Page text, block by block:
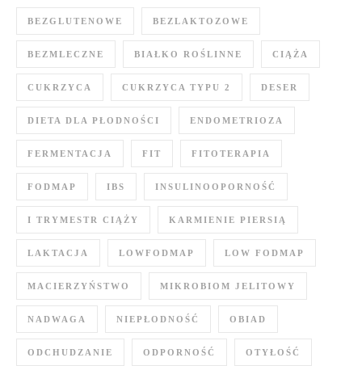
BEZGLUTENOWE BEZLAKTOZOWE
BEZMLECZNE BIAŁKO ROŚLINNE CIĄŻA
CUKRZYCA CUKRZYCA TYPU 2 DESER
DIETA DLA PŁODNOŚCI ENDOMETRIOZA
FERMENTACJA FIT FITOTERAPIA
FODMAP IBS INSULINOOPORNOŚĆ
I TRYMESTR CIĄŻY KARMIENIE PIERSIĄ
LAKTACJA LOWFODMAP LOW FODMAP
MACIERZYŃSTWO MIKROBIOM JELITOWY
NADWAGA NIEPŁODNOŚĆ OBIAD
ODCHUDZANIE ODPORNOŚĆ OTYŁOŚĆ